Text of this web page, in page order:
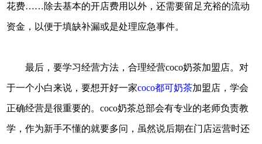
花费……除去基本的开店费用以外，还需要留足充裕的流动
资金，以便于填缺补漏或是处理应急事件。
最后，要学习经营方法，合理经营coco奶茶加盟店。对
于一个小白来说，要想开好一家coco都可奶茶加盟店，学会
正确经营是很重要的。coco奶茶总部会有专业的老师负责教
学，作为新手不懂的就要多问，虽然说后期在门店运营时还